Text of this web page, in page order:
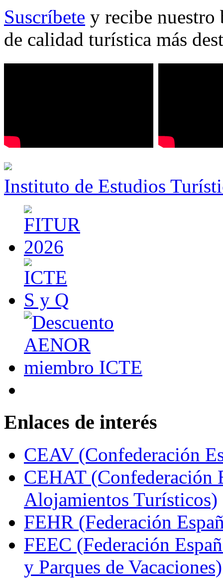
Suscríbete y recibe nuestro
de calidad turística más
Instituto de Estudios
Enlaces de interés
CEAV (Confederación
CEHAT (Confederación
Alojamientos Turísticos)
FEHR (Federación
FEEC (Federación
y Parques de Vacaciones)